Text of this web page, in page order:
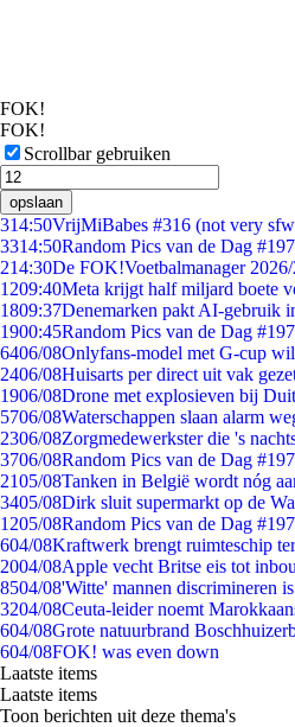
FOK!
FOK!
Scrollbar gebruiken
opslaan
314:50VrijMiBabes #316 (not very
3314:50Random Pics van de Dag
214:30De FOK!Voetbalmanager
1209:40Meta krijgt half miljard boete
1809:37Denemarken pakt AI-gebruik
1900:45Random Pics van de Dag
6406/08Onlyfans-model met G-cup
2406/08Huisarts per direct uit vak
1906/08Drone met explosieven bij
5706/08Waterschappen slaan alarm
2306/08Zorgmedewerkster die 's
3706/08Random Pics van de Dag
2105/08Tanken in België wordt nóg
3405/08Dirk sluit supermarkt op de
1205/08Random Pics van de Dag
604/08Kraftwerk brengt ruimteschip
2004/08Apple vecht Britse eis tot
8504/08'Witte' mannen discrimineren
3204/08Ceuta-leider noemt
604/08Grote natuurbrand
604/08FOK! was even down
Laatste items
Laatste items
Toon berichten uit deze thema's